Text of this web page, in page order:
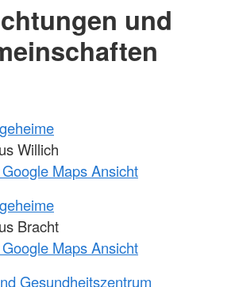
und
Willich
Maps Ansicht
Bracht
Maps Ansicht
Gesundheitszentrum